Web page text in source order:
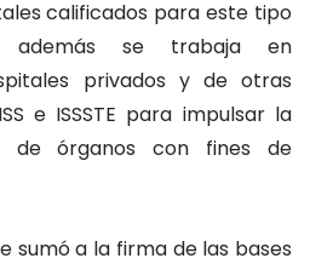
calificados para este tipo
además se trabaja en
privados y de otras
e ISSSTE para impulsar la
de órganos con fines de
sumó a la firma de las bases